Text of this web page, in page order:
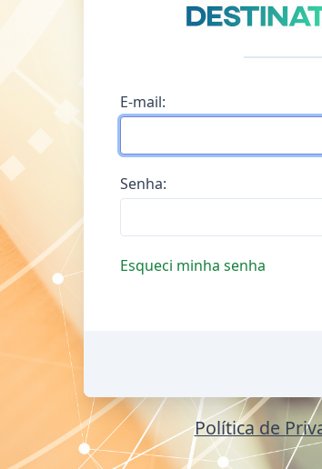
E-mail:
Senha:
Esqueci minha senha
Política de